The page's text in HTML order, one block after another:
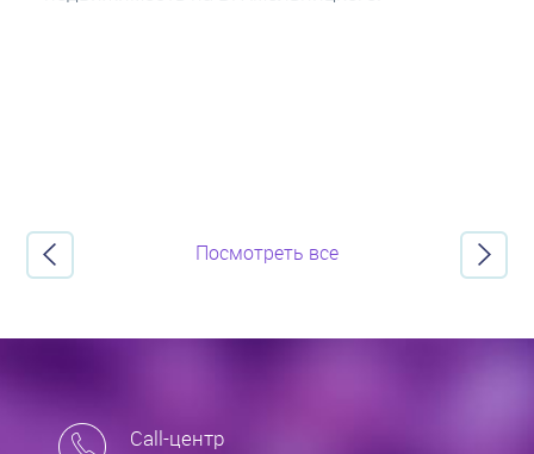
Посмотреть все
Call-центр